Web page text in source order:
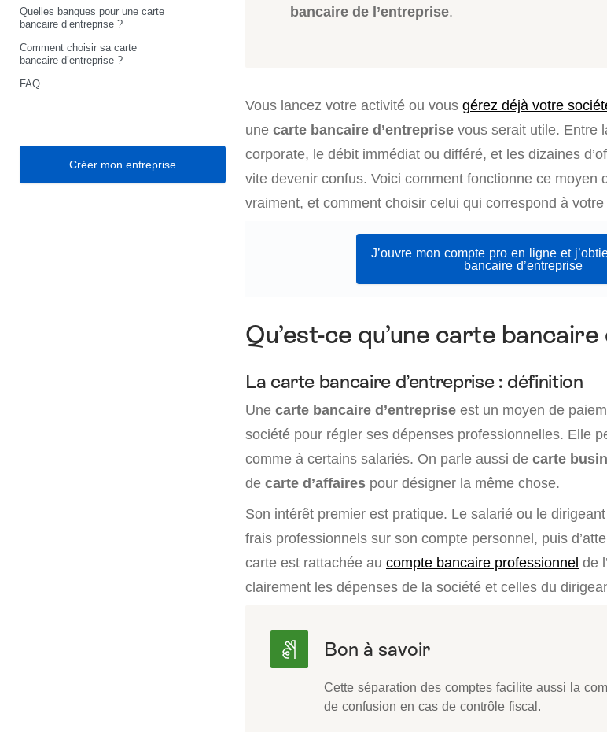
Quelles banques pour une carte
bancaire d’entreprise ?
Comment choisir sa carte
bancaire d’entreprise ?
FAQ
Créer mon entreprise
bancaire de l’entreprise.
Vous lancez votre activité ou vous gérez déjà votre
une carte bancaire d’entreprise vous serait utile. Entre
corporate, le débit immédiat ou différé, et les dizaines
vite devenir confus. Voici comment fonctionne ce moyen
vraiment, et comment choisir celui qui correspond à votre
J’ouvre mon compte pro en ligne et
bancaire d’entreprise
Qu’est-ce qu’une carte bancaire
La carte bancaire d’entreprise : définition
Une carte bancaire d’entreprise est un moyen de
société pour régler ses dépenses professionnelles. Elle
comme à certains salariés. On parle aussi de carte
de carte d’affaires pour désigner la même chose.
Son intérêt premier est pratique. Le salarié ou le dirigeant
frais professionnels sur son compte personnel, puis
carte est rattachée au compte bancaire professionnel de
clairement les dépenses de la société et celles du
Cette séparation des comptes facilite aussi la
de confusion en cas de contrôle fiscal.